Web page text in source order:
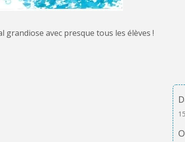
grandiose avec presque tous les élèves !